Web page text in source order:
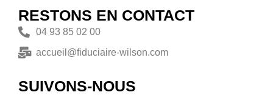
RESTONS EN CONTACT
04 93 85 02 00
accueil@fiduciaire-wilson.com
SUIVONS-NOUS